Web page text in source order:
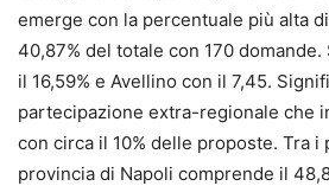
emerge con la percentuale più alta
40,87% del totale con 170
il 16,59% e Avellino con il 7,45.
partecipazione extra-regionale che
con circa il 10% delle proposte. Tra
provincia di Napoli comprende il